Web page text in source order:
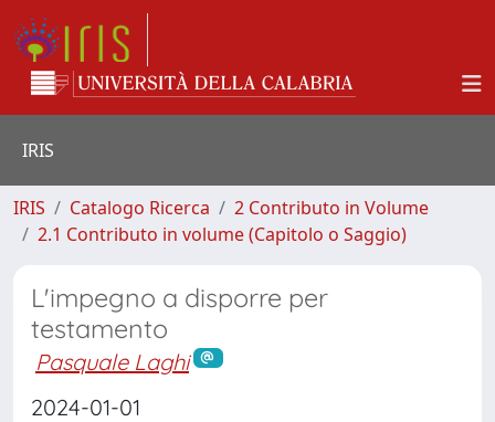
IRIS
IRIS Catalogo Ricerca
2 Contributo in Volume
2.1 Contributo in volume (Capitolo o Saggio)
L'impegno a disporre per
testamento
Pasquale Laghi
2024-01-01